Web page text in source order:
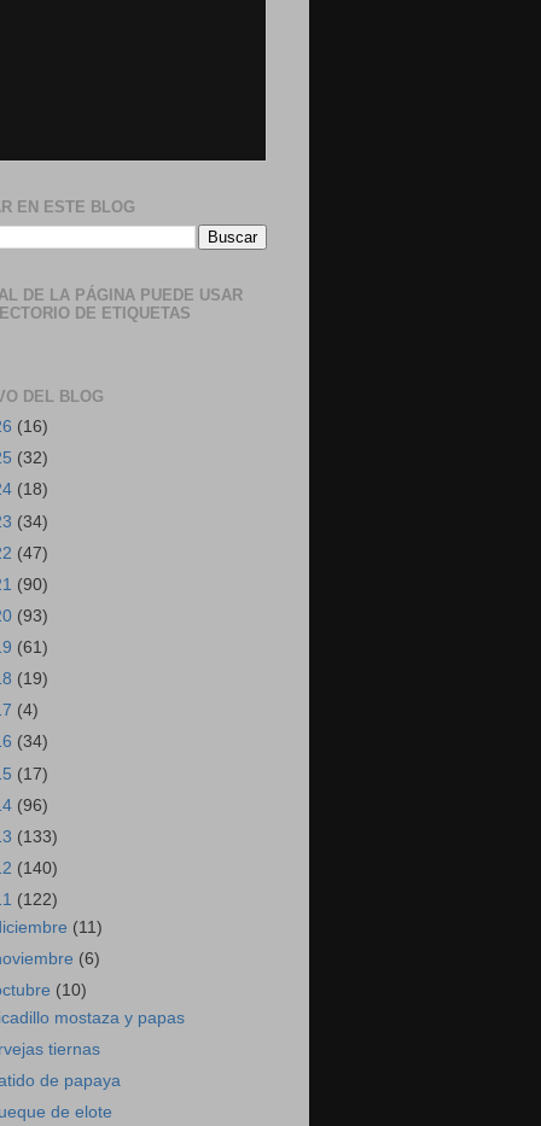
EN ESTE BLOG
DE LA PÁGINA PUEDE USAR
DE ETIQUETAS
DEL BLOG
(16)
(32)
(18)
(34)
(47)
(90)
(93)
(61)
(19)
(4)
(34)
(17)
(96)
(133)
(140)
(122)
(11)
(6)
(10)
mostaza y papas
tiernas
de papaya
de elote